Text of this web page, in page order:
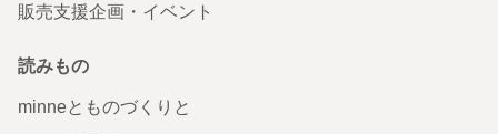
販売支援企画・イベント
読みもの
minneとものづくりと